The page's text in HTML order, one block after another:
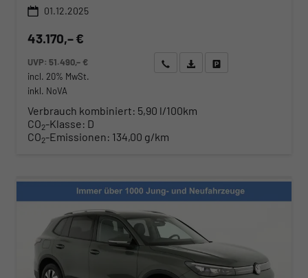
01.12.2025
43.170,– €
UVP: 51.490,– €
incl. 20% MwSt.
inkl. NoVA
Wir rufen Sie anAngebot drucken (PDF)
Verbrauch kombiniert: 5,90 l/100km
CO2-Klasse: D
CO2-Emissionen: 134,00 g/km